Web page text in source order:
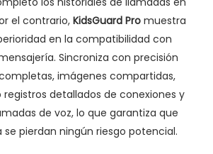
el contrario, KidsGuard Pro muestra
en la compatibilidad con
Sincroniza con precisión
imágenes compartidas,
registros detallados de conexiones y
de voz, lo que garantiza que
se pierdan ningún riesgo potencial.